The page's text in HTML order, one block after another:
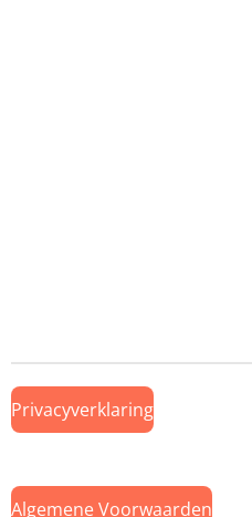
Privacyverklaring
Algemene Voorwaarden